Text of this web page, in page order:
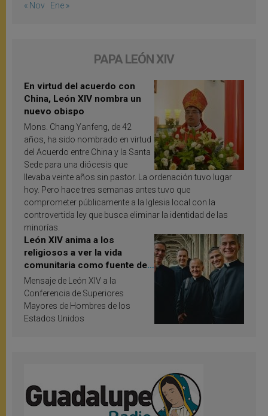
« Nov Ene »
PAPA LEÓN XIV
En virtud del acuerdo con
China, León XIV nombra un
nuevo obispo
Mons. Chang Yanfeng, de 42
años, ha sido nombrado en virtud
del Acuerdo entre China y la Santa
Sede para una diócesis que
llevaba veinte años sin pastor. La ordenación tuvo lugar
hoy. Pero hace tres semanas antes tuvo que
comprometer públicamente a la Iglesia local con la
controvertida ley que busca eliminar la identidad de las
minorías.
León XIV anima a los
religiosos a ver la vida
comunitaria como fuente de
inspiración y santificación
Mensaje de León XIV a la
Conferencia de Superiores
Mayores de Hombres de los
Estados Unidos